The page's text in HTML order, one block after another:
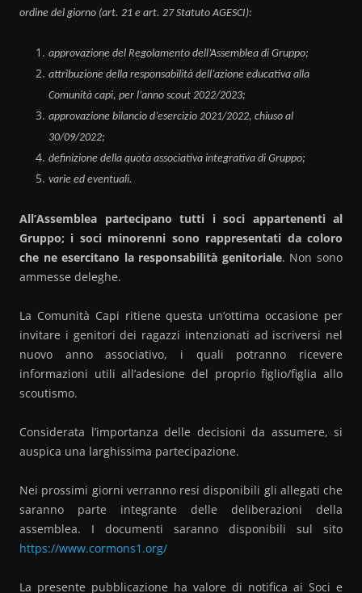
ordine del giorno (art. 21 e art. 27 Statuto AGESCI):
approvazione del Regolamento dell’Assemblea di Gruppo;
attribuzione della responsabilità dell’azione educativa alla
Comunità capi, per l’anno scout 2022/2023;
approvazione bilancio d’esercizio 2021/2022, chiuso al
30/09/2022;
definizione della quota associativa integrativa di Gruppo;
varie ed eventuali.
All’Assemblea partecipano tutti i soci appartenenti al
Gruppo; i soci minorenni sono rappresentati da coloro
che ne esercitano la responsabilità genitoriale. Non sono
ammesse deleghe.
La Comunità Capi ritiene questa un’ottima occasione per
invitare i genitori dei ragazzi intenzionati ad iscriversi nel
nuovo anno associativo, i quali potranno ricevere
informazioni utili all’adesione del proprio figlio/figlia allo
scoutismo.
Considerata l’importanza delle decisioni da assumere, si
auspica una larghissima partecipazione.
Nei prossimi giorni verranno resi disponibili gli allegati che
saranno parte integrante delle deliberazioni della
assemblea. I documenti saranno disponibili sul sito
https://www.cormons1.org/
La presente pubblicazione ha valore di notifica ai Soci e